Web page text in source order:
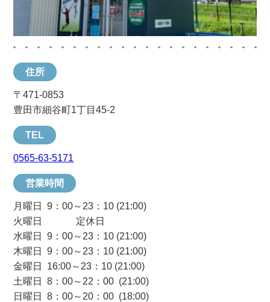
住所
〒471-0853
豊田市細谷町1丁目45-2
TEL
0565-63-5171
営業時間
月曜日 9：00～23：10 (21:00)
火曜日 定休日
水曜日 9：00～23：10 (21:00)
木曜日 9：00～23：10 (21:00)
金曜日 16:00～23：10 (21:00)
土曜日 8：00～22：00 (21:00)
日曜日 8：00～20：00 (18:00)